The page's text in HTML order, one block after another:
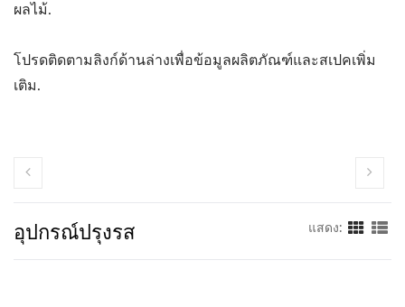
ผลไม้.
โปรดติดตามลิงก์ด้านล่างเพื่อข้อมูลผลิตภัณฑ์และสเปคเพิ่ม
เติม.
อุปกรณ์ปรุงรส แสดง: